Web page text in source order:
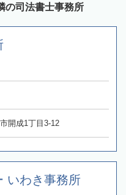
の司法書士事務所
開成1丁目3-12
いわき事務所